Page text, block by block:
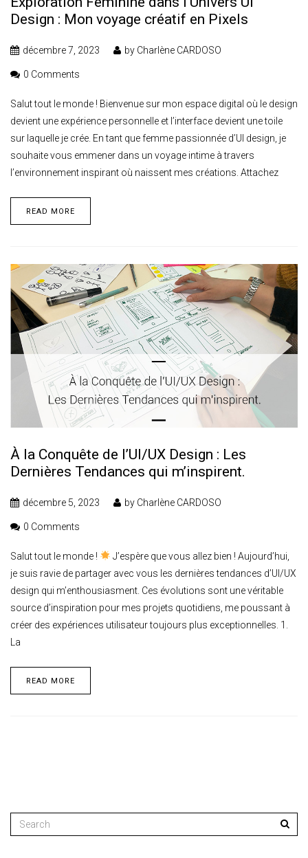
Design : Mon voyage créatif en Pixels
décembre 7, 2023 by Charlène CARDOSO
0 Comments
Salut tout le monde ! Bienvenue sur mon espace digital où le design
devient une expérience personnelle et l’interface devient une toile
sur laquelle je crée. En tant que femme passionnée d’UI design, je
souhaite vous emmener dans un voyage intime à travers
l’environnement inspirant où naissent mes créations. Attachez
READ MORE
À la Conquête de l’UI/UX Design : Les
Dernières Tendances qui m’inspirent.
décembre 5, 2023 by Charlène CARDOSO
0 Comments
Salut tout le monde !
J’espère que vous allez bien ! Aujourd’hui,
je suis ravie de partager avec vous les dernières tendances d’UI/UX
design qui m’enthousiasment. Ces évolutions sont une véritable
source d’inspiration pour mes projets quotidiens, me poussant à
créer des expériences utilisateur toujours plus exceptionnelles. 1.
La
READ MORE